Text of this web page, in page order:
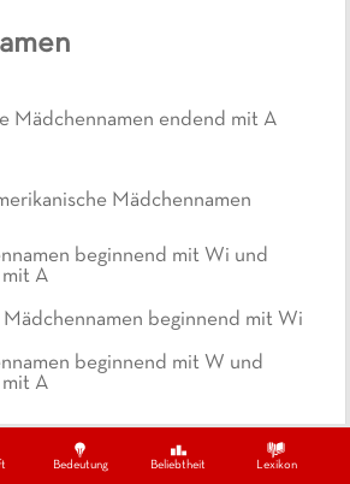
Bedeutung Beliebtheit Lexikon
Mädchennamen endend mit A
Mädchennamen
beginnend mit Wi und
A
beginnend mit Wi
beginnend mit W und
A